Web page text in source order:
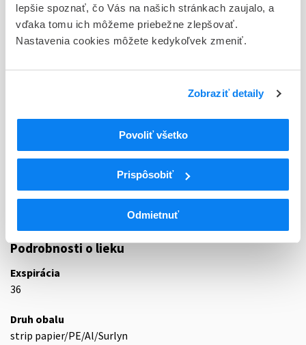
lepšie spoznať, čo Vás na našich stránkach zaujalo, a
vďaka tomu ich môžeme priebežne zlepšovať.
Nastavenia cookies môžete kedykoľvek zmeniť.
Zobraziť detaily
Povoliť všetko
Prispôsobiť
Odmietnuť
Držiteľ, krajina
Bayer, spol. s r.o., Slovensko
Indikačná skupina
ATC
Centrálna nervová sústava
N02
N02B
Iné analgetiká a antipyretiká
Kyselina salicylová a deriváty
N02BA51
Kyselina acetylsalicylová, kombinácie s
výnimkou psycholeptík
Podrobnosti o lieku
Exspirácia
36
Druh obalu
strip papier/PE/Al/Surlyn